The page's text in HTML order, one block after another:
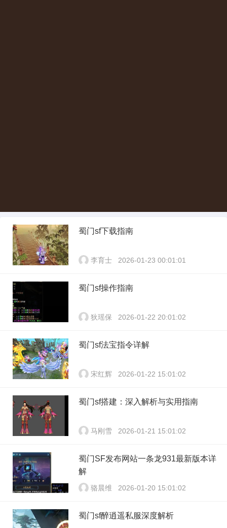
蜀门sf下载指南
李育士 2026-01-23 00:01:01
蜀门sf操作指南
狄瑶保 2026-01-22 20:01:02
蜀门sf法宝指令详解
宋红辉 2026-01-22 15:01:02
蜀门sf搭建：深入解析与实用指南
马刚雪 2026-01-21 15:01:02
蜀门SF发布网站一条龙931最新版本详
解
骆晨维 2026-01-20 15:01:02
蜀门sf醉逍遥私服深度解析